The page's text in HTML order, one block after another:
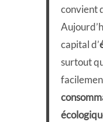
convient
capital d’
surtout